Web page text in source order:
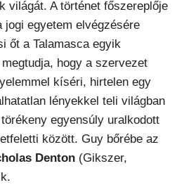
világát. A történet főszereplője
jogi egyetem elvégzésére
őt a Talamasca egyik
hogy a szervezet
kíséri, hirtelen egy
lényekkel teli világban
egyensúly uralkodott
között. Guy bőrébe az
Denton (Gikszer,